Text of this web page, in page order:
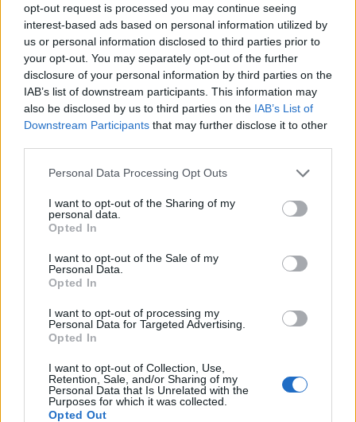
opt-out request is processed you may continue seeing
interest-based ads based on personal information utilized by
us or personal information disclosed to third parties prior to
your opt-out. You may separately opt-out of the further
disclosure of your personal information by third parties on the
IAB’s list of downstream participants. This information may
also be disclosed by us to third parties on the IAB’s List of
Downstream Participants that may further disclose it to other
Please note that this website/app uses one or more Google
not limited to your visit or usage behaviour. You may click to
grant or deny consent to Google and its third-party tags to
use your data for below specified purposes in below Google
consent section.
Personal Data Processing Opt Outs
I want to opt-out of the Sharing of my
personal data.
Opted In
I want to opt-out of the Sale of my
Personal Data.
Opted In
I want to opt-out of processing my
Personal Data for Targeted Advertising.
Opted In
I want to opt-out of Collection, Use,
Retention, Sale, and/or Sharing of my
Personal Data that Is Unrelated with the
Purposes for which it was collected.
Opted Out
szovjet-grúz kolhozban. Castro 38 napig
utazgatott a Szovjetunióban,
tanulmányozva a kommunizmust és
vívmányait